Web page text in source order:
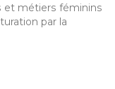
et métiers féminins
par la